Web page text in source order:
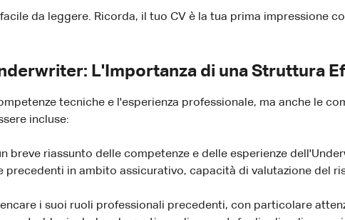
da leggere. Ricorda, il tuo CV è la tua prima impressione
L'Importanza di una Struttura
tecniche e l'esperienza professionale, ma anche le
incluse:
breve riassunto delle competenze e delle esperienze
in ambito assicurativo, capacità di valutazione del
i suoi ruoli professionali precedenti, con particolare